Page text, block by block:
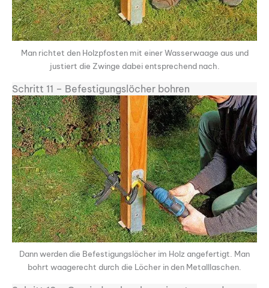
Man richtet den Holzpfosten mit einer Wasserwaage aus und
justiert die Zwinge dabei entsprechend nach.
Schritt 11 – Befestigungslöcher bohren
Dann werden die Befestigungslöcher im Holz angefertigt. Man
bohrt waagerecht durch die Löcher in den Metalllaschen.